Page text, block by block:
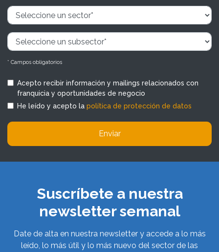
* Campos obligatorios
Acepto recibir información y mailings relacionados con
franquicia y oportunidades de negocio
He leído y acepto la política de protección de datos
Enviar
Suscríbete a nuestra
newsletter semanal
Date de alta en nuestra newsletter y accede a lo más
leído, lo más útil y lo más nuevo del sector de las